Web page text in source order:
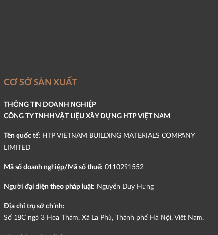
CƠ SỞ SẢN XUẤT
THÔNG TIN DOANH NGHIỆP
CÔNG TY TNHH VẬT LIỆU XÂY DỰNG HTP VIỆT NAM
Tên quốc tế: HTP VIETNAM BUILDING MATERIALS COMPANY
LIMITED
Mã số doanh nghiệp/Mã số thuế: 0110291552
Người đại diện theo pháp luật: Nguyễn Duy Hưng
Địa chỉ trụ sở chính:
Số 18C ngõ 3 Hoa Thám, Xã La Phù, Thành phố Hà Nội, Việt Nam.